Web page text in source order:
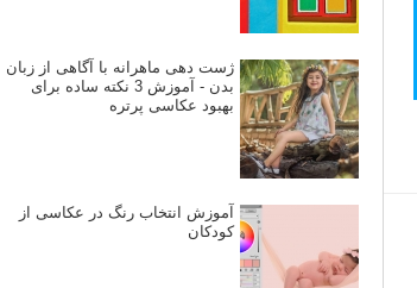
ژست دهی ماهرانه با آگاهی از زبان
بدن - آموزش 3 نکته ساده برای
بهبود عکاسی پرتره
آموزش انتخاب رنگ در عکاسی از
کودکان